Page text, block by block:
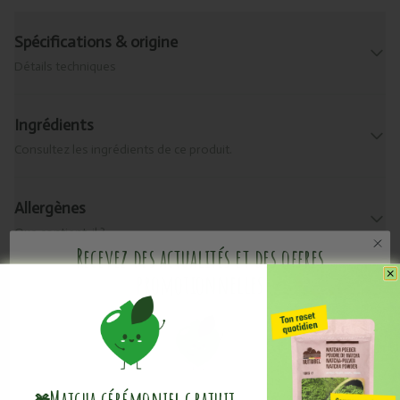
Spécifications & origine
Ingrédients
Allergènes
Que contient-il ?
Informations pratiques
Recevez des actualités et des offres